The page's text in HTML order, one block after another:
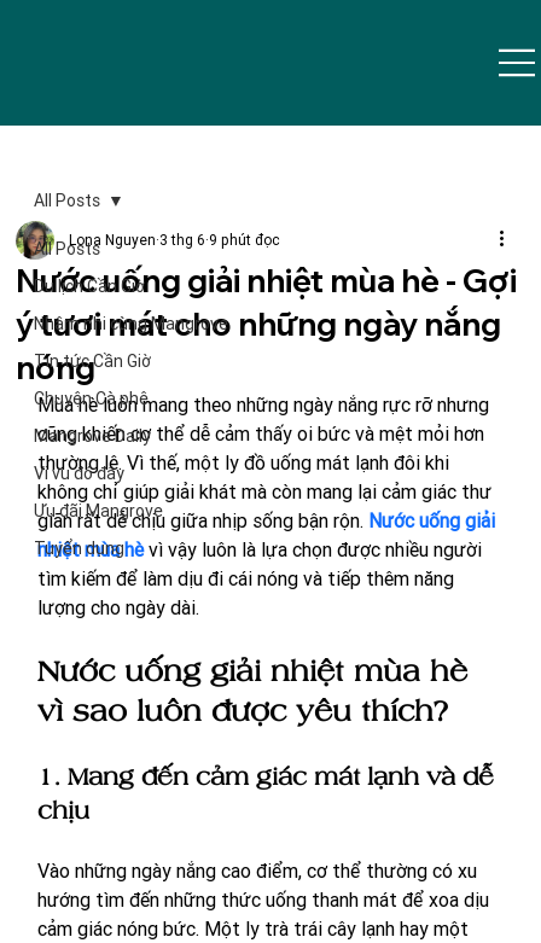
All Posts
Du lịch Cần Giờ
Nhâm nhi cùng Mangrove
Tin tức Cần Giờ
Chuyện Cà phê
Mangrove Daily
Vi vu đó đây
Ưu đãi Mangrove
Tuyển dụng
All Posts
Nước uống giải nhiệt mùa hè - Gợi
ý tươi mát cho những ngày nắng
nóng
Lona Nguyen 3 thg 6 9 phút đọc
Mùa hè luôn mang theo những ngày nắng rực rỡ nhưng
cũng khiến cơ thể dễ cảm thấy oi bức và mệt mỏi hơn
thường lệ. Vì thế, một ly đồ uống mát lạnh đôi khi
không chỉ giúp giải khát mà còn mang lại cảm giác thư
giãn rất dễ chịu giữa nhịp sống bận rộn. Nước uống giải
nhiệt mùa hè vì vậy luôn là lựa chọn được nhiều người
tìm kiếm để làm dịu đi cái nóng và tiếp thêm năng
lượng cho ngày dài.
Nước uống giải nhiệt mùa hè
vì sao luôn được yêu thích?
1. Mang đến cảm giác mát lạnh và dễ
chịu
Vào những ngày nắng cao điểm, cơ thể thường có xu
hướng tìm đến những thức uống thanh mát để xoa dịu
cảm giác nóng bức. Một ly trà trái cây lạnh hay một